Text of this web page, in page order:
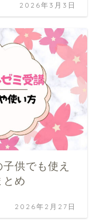
2026年3月3日
供でも使え
とめ
2026年2月27日